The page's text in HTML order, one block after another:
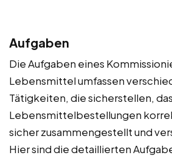
Aufgaben
Die Aufgaben eines
Lebensmittel umfassen
Tätigkeiten, die sicherstellen,
Lebensmittelbestellungen
sicher zusammengestellt und
Hier sind die detaillierten